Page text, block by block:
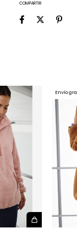
COMPARTIR
Envío